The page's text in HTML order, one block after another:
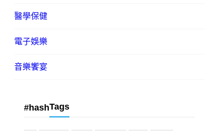
醫學保健
電子娛樂
音樂饗宴
#hashTags